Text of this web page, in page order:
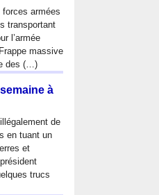
armées
transportant
l’armée
massive
des (…)
à
de
en tuant un
et
trucs